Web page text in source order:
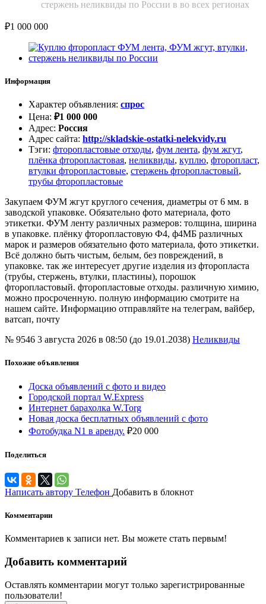
стержень неликвиды по России в во всех регионах
₽1 000 000
Информация
Характер объявления: спрос
Цена: ₽1 000 000
Адрес: Россия
Адрес сайта: http://skladskie-ostatki-nelekvidy.ru
Тэги: фторопластовые отходы, фум лента, фум жгут,
плёнка фторопластовая, неликвиды, куплю, фторопласт,
втулки фторопластовые, стержень фторопластовый,
трубы фторопластовые
Закупаем ФУМ жгут круглого сечения, диаметры от 6 мм. в
заводской упаковке. Обязательно фото материала, фото
этикетки. ФУМ ленту различных размеров: толщина, ширина
в упаковке. плёнку фторопластовую Ф4, ф4МБ различных
марок и размеров обязательно фото материала, фото этикетки.
Всё должно быть чистым, белым, без повреждений, в
упаковке. так же интересует другие изделия из фторопласта
(трубы, стержень, втулки, пластины), порошок
фторопластовый. фторопластовые отходы. различную химию,
можно просроченную. полную информацию смотрите на
нашем сайте. Информацию отправляйте на телеграм, вайбер,
ватсап, почту
№ 9546 3 августа 2026 в 08:50 (до 19.01.2038) Неликвиды
Похожие объявления
Доска объявлений с фото и видео
Городской портал W.Express
Интернет барахолка W.Torg
Новая доска бесплатных объявлений с фото
Фотобудка N1 в аренду. ₽20 000
Поделиться
Написать автору Телефон Добавить в блокнот
Комментарии
Комментариев к записи нет. Вы можете стать первым!
Добавить комментарий
Оставлять комментарии могут только зарегистрированные
пользователи!